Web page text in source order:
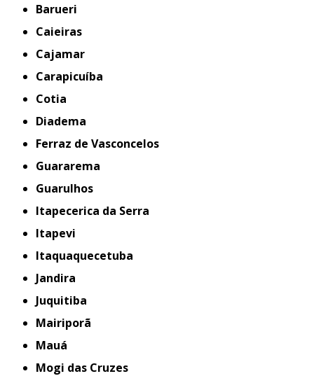
Barueri
Caieiras
Cajamar
Carapicuíba
Cotia
Diadema
Ferraz de Vasconcelos
Guararema
Guarulhos
Itapecerica da Serra
Itapevi
Itaquaquecetuba
Jandira
Juquitiba
Mairiporã
Mauá
Mogi das Cruzes